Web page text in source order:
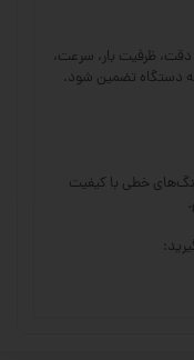
دقت، ظرفیت بار، سرعت،
دستگاه تضمین شود.
از بلبرینگ‌های خطی با کیفیت